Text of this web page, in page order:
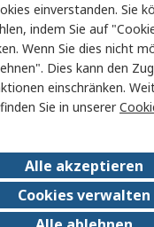
RS
ZertifikatePresse-
einverstanden. Sie
indem Sie auf
Wenn Sie dies nicht
Dies kann den
einschränken.
Sie in unserer
Alle akzeptieren
Cookies verwalten